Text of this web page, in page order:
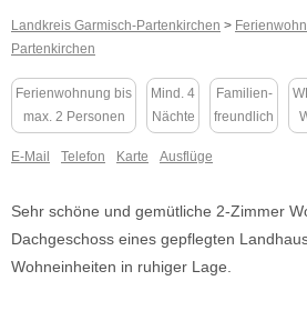
Landkreis Garmisch-Partenkirchen >
Partenkirchen
Ferienwohnung bis
max. 2 Personen
Mind. 4
Nächte
Familien-
freundlich
E-Mail Telefon Karte Ausflüge
Sehr schöne und gemütliche 2-Zimmer
Dachgeschoss eines gepflegten
Wohneinheiten in ruhiger Lage.